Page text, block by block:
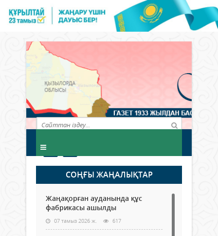
СОҢҒЫ ЖАҢАЛЫҚТАР
Жаңақорған ауданында құс
фабрикасы ашылды
07 тамыз 2026 ж. 617